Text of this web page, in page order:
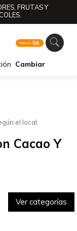
FRUTAS Y
Cambiar
Ver categorías
el local.
Cacao Y